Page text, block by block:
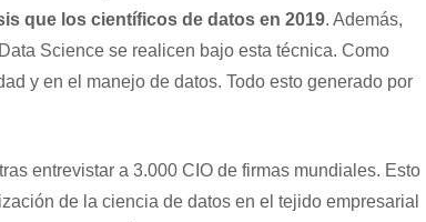
que los científicos de datos en 2019. Además,
Science se realicen bajo esta técnica. Como
y en el manejo de datos. Todo esto generado por
entrevistar a 3.000 CIO de firmas mundiales. Esto
de la ciencia de datos en el tejido empresarial